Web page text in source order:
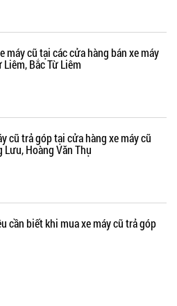
máy cũ tại các cửa hàng bán xe máy
Liêm, Bắc Từ Liêm
cũ trả góp tại cửa hàng xe máy cũ
Lưu, Hoàng Văn Thụ
cần biết khi mua xe máy cũ trả góp